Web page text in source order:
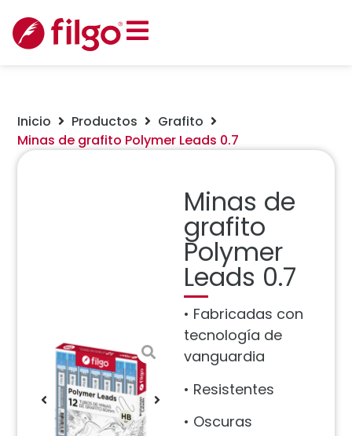
Inicio Productos
Grafito
Minas de grafito Polymer Leads 0.7
Minas de
grafito
Polymer
Leads 0.7
• Fabricadas con
tecnología de
vanguardia
• Resistentes
• Oscuras